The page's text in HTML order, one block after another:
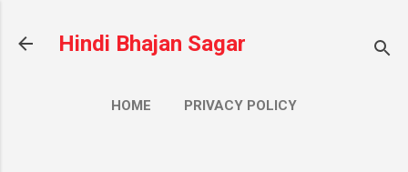
Hindi Bhajan Sagar
HOME PRIVACY POLICY